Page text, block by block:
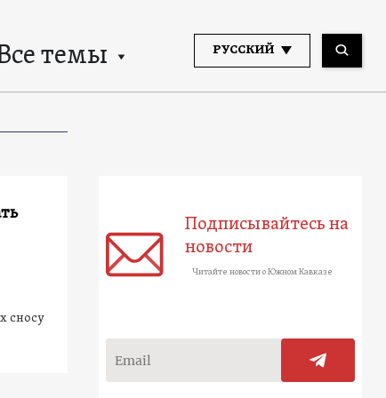
темы РУССКИЙ
сносу
Подписывайтесь на
новости
Читайте новости о Южном Кавказе